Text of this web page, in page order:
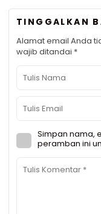
TINGGALKAN
Alamat email Anda
wajib ditandai *
Simpan nama,
peramban ini